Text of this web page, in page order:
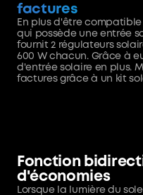
factures
En plus d'être
qui possède une entrée
fournit 2 régulateurs
600 W chacun. Grâce à
d'entrée solaire en plus.
factures grâce à un kit
Fonction
d'économies
Lorsque la lumière du